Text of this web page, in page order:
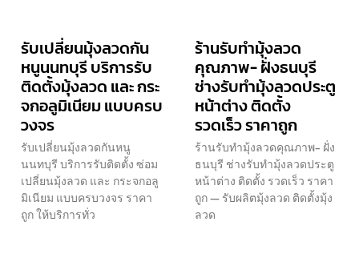
รับเปลี่ยนมุ้งลวดกัน
หนูนนทบุรี บริการรับ
ติดตั้งมุ้งลวด และ กระ
จกอลูมิเนียม แบบครบ
วงจร
รับเปลี่ยนมุ้งลวดกันหนู
นนทบุรี บริการรับติดตั้ง ซ่อม
เปลี่ยนมุ้งลวด และ กระจกอลู
มิเนียม แบบครบวงจร ราคา
ถูก ให้บริการทั่ว
ร้านรับทำมุ้งลวด
คุณภาพ- ฝั่งธนบุรี
ช่างรับทำมุ้งลวดประตู
หน้าต่าง ติดตั้ง
รวดเร็ว ราคาถูก
ร้านรับทำมุ้งลวดคุณภาพ- ฝั่ง
ธนบุรี ช่างรับทำมุ้งลวดประตู
หน้าต่าง ติดตั้ง รวดเร็ว ราคา
ถูก — รับผลิตมุ้งลวด ติดตั้งมุ้ง
ลวด